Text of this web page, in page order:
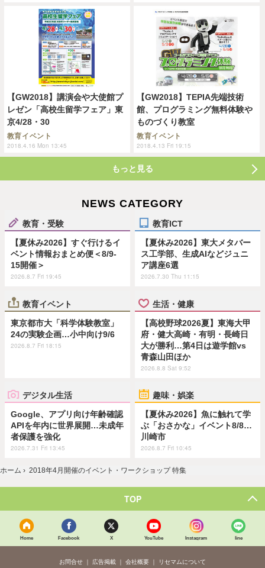
【GW2018】講演会や大使館プ
レゼン「高校生留学フェア」東
京4/28・30
教育イベント
2018.4.16 Mon 13:45
【GW2018】TEPIA先端技術
館、プログラミング無料体験や
ものづくり教室
教育イベント
2018.4.13 Fri 19:15
もっと見る
NEWS CATEGORY
教育・受験
【夏休み2026】すぐ行けるイ
ベント情報おまとめ便＜8/9-
15開催＞
2026.8.7 Fri 19:45
教育ICT
【夏休み2026】東大メタバー
ス工学部、生成AIなどジュニ
ア講座6選
2026.7.30 Thu 11:15
教育イベント
東京都市大「科学体験教室」
24の実験企画…小中向け9/6
2026.8.7 Fri 18:15
生活・健康
【高校野球2026夏】東海大甲
府・健大高崎・有明・長崎日
大が勝利…第4日は遊学館vs
青森山田ほか
2026.8.8 Sat 9:52
デジタル生活
Google、アプリ向け年齢確認
APIを年内に世界展開…未成年
者保護を強化
2026.7.31 Fri 13:45
趣味・娯楽
【夏休み2026】魚に触れて学
ぶ「おさかな」イベント8/8…
川崎市
2026.8.7 Fri 10:45
ホーム › 2018年4月開催のイベント・ワークショップ 特集
TOP
Home Facebook X YouTube Instagram line
お問合せ 広告掲載 会社概要 リセマムについて